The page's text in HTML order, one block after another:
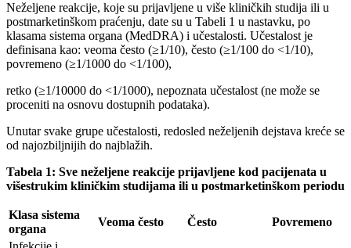
Neželjene reakcije, koje su prijavljene u više kliničkih studija ili u
postmarketinškom praćenju, date su u Tabeli 1 u nastavku, po
klasama sistema organa (MedDRA) i učestalosti. Učestalost je
definisana kao: veoma često (≥1/10), često (≥1/100 do <1/10),
povremeno (≥1/1000 do <1/100),
retko (≥1/10000 do <1/1000), nepoznata učestalost (ne može se
proceniti na osnovu dostupnih podataka).
Unutar svake grupe učestalosti, redosled neželjenih dejstava kreće se
od najozbiljnijih do najblažih.
Tabela 1: Sve neželjene reakcije prijavljene kod pacijenata u
višestrukim kliničkim studijama ili u postmarketinškom periodu
Klasa sistema
organa
Veoma često Često
Povremeno